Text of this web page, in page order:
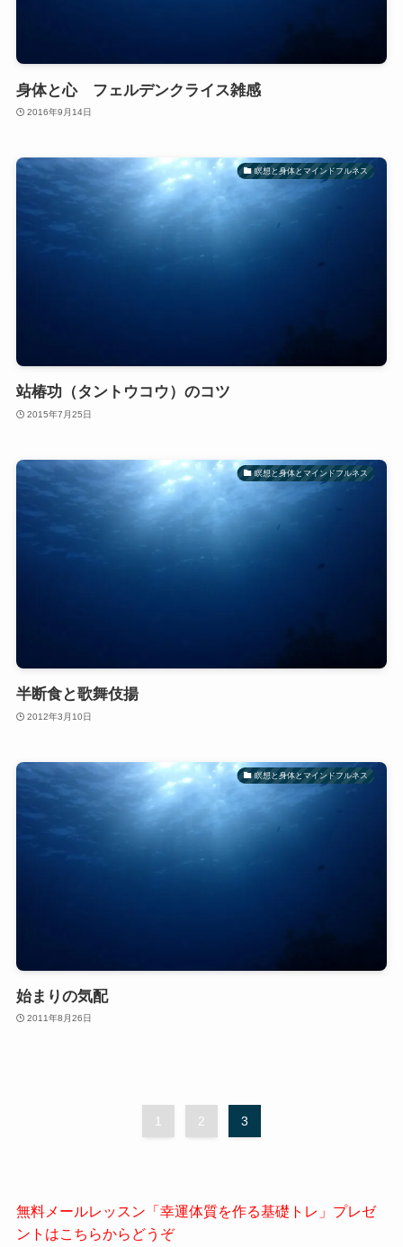
身体と心 フェルデンクライス雑感
2016年9月14日
瞑想と身体とマインドフルネス
站椿功（タントウコウ）のコツ
2015年7月25日
瞑想と身体とマインドフルネス
半断食と歌舞伎揚
2012年3月10日
瞑想と身体とマインドフルネス
始まりの気配
2011年8月26日
1 2 3
無料メールレッスン「幸運体質を作る基礎トレ」プレゼ
ントはこちらからどうぞ